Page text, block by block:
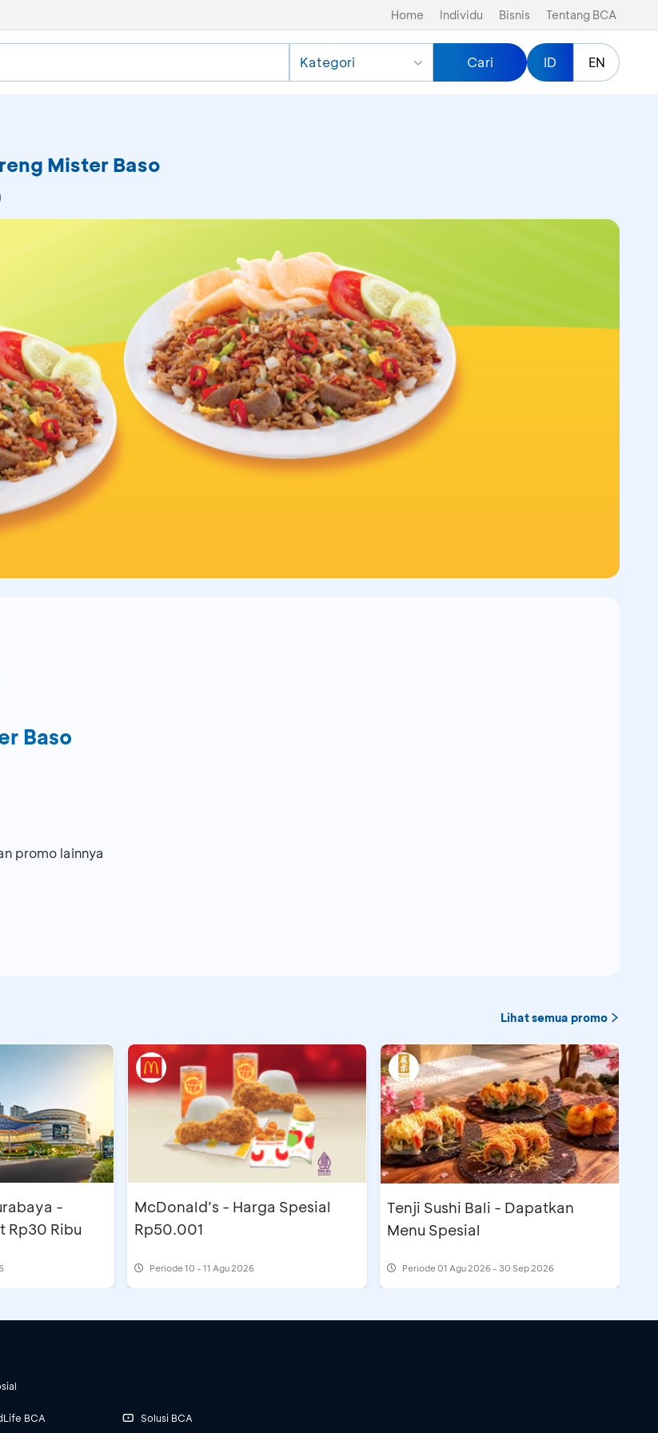
Home Individu Bisnis Tentang BCA
Kategori Cari ID EN
Mister Baso
Baso
promo lainnya
Lihat semua promo
-
Rp30 Ribu
McDonald’s - Harga Spesial
Rp50.001
Periode10 - 11 Agu 2026
Tenji Sushi Bali - Dapatkan
Menu Spesial
Periode01 Agu 2026 - 30 Sep 2026
BCA Solusi BCA